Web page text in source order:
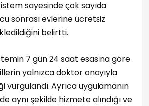
sayesinde çok sayıda
sonrası evlerine ücretsiz
belirtti.
7 gün 24 saat esasına göre
yalnızca doktor onayıyla
vurgulandı. Ayrıca uygulamanın
aynı şekilde hizmete alındığı ve